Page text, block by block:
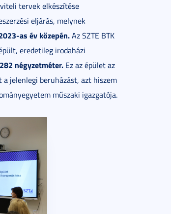
tervek elkészítése
eljárás, melynek
as év közepén.Az SZTE BTK
eredetileg irodaházi
négyzetméter. Ez az épület az
jelenlegi beruházást, azt hiszem
műszaki igazgatója.